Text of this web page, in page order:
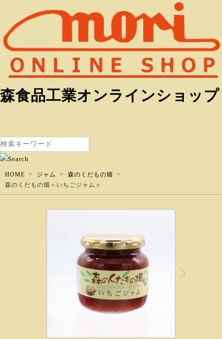
森食品工業オンラインショップ
HOME ジャム
森のくだもの畑
森のくだもの畑＜いちごジャム＞